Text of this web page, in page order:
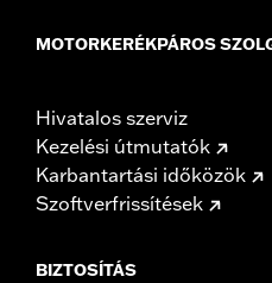
MOTORKERÉKPÁROS
Hivatalos szerviz
Kezelési útmutatók
Karbantartási időközök
Szoftverfrissítések
BIZTOSÍTÁS